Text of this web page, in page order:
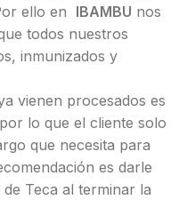
ello en IBAMBU nos
todos nuestros
inmunizados y
vienen procesados es
lo que el cliente solo
que necesita para
es darle
Teca al terminar la